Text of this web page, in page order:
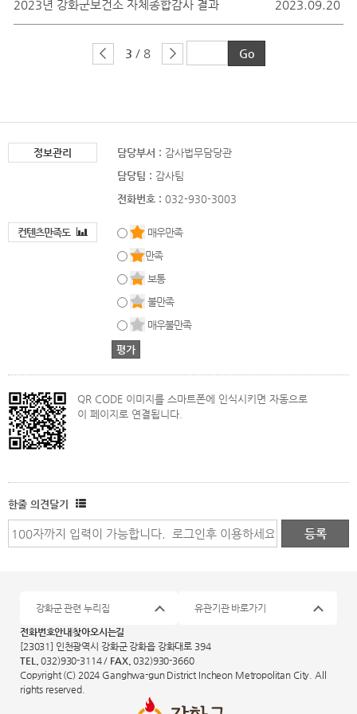
2023년 강화군보건소 자체종합감사 결과 2023.09.20
3 / 8
정보관리 담당부서 : 감사법무담당관
담당팀 : 감사팀
전화번호 : 032-930-3003
컨텐츠만족도
매우만족
만족
보통
불만족
매우불만족
QR CODE 이미지를 스마트폰에 인식시키면 자동으로
이 페이지로 연결됩니다.
한줄 의견달기
전화번호안내 찾아오시는길
[23031] 인천광역시 강화군 강화읍 강화대로 394
TEL.
032)930-3114 / FAX. 032)930-3660
Copyright (C) 2024 Ganghwa-gun District Incheon Metropolitan City. All
rights reserved.
강화군 관련 누리집 유관기관 바로가기